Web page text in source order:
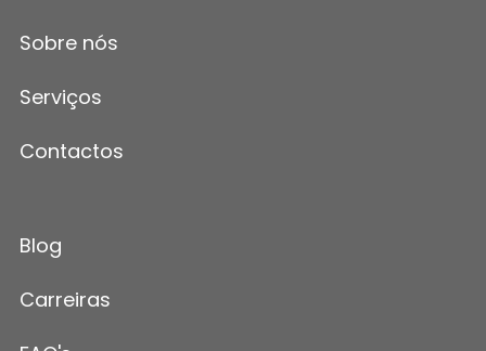
Sobre nós
Serviços
Contactos
Blog
Carreiras